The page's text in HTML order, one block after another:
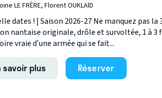
LE FRÈRE, Florent OUKLAÏD
dates ! | Saison 2026-27 Ne manquez pas
nantaise originale, drôle et survoltée, 1 à 3
vraie d’une armée qui se fait...
savoir plus Réserver